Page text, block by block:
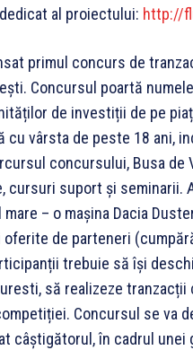
al proiectului: http://
primul concurs de
Concursul poartă
de investiții de pe
cu vârsta de peste 18 ani,
concursului, Busa
cursuri suport și
– o mașina Dacia
de parteneri
trebuie să își
să realizeze
Concursul se va
câștigătorul, în cadrul